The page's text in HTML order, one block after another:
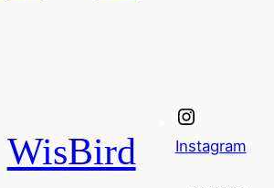
WisBird Instagram